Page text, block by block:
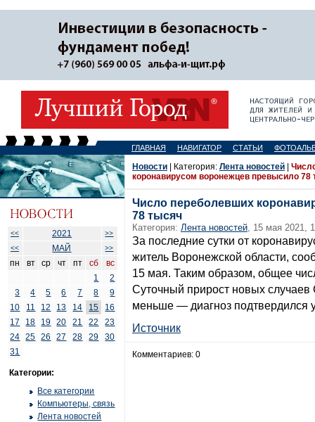
ГЛАВНАЯ НАВИГАТОР СТАТЬИ
<< 2021
>>
<<
МАЙ >>
пн вт ср чт пт сб
вс
1
2
3
4 5 6 7 8
9
10
11 12 13 14 15
16
17
18 19 20 21 22
23
24
25 26 27 28 29
30
31
Категории:
Все категории
Компьютеры, связь
Лента новостей
Новости | Категория: Лента новостей
коронавирусом воронежцев превысило 78
Число переболевших
78 тысяч
Категория: Лента новостей, 15 мая 2021,
За последние сутки от
житель Воронежской области,
15 мая. Таким образом, общее
Суточный прирост новых случаев
меньше — диагноз подтвердился
Источник
Комментариев: 0